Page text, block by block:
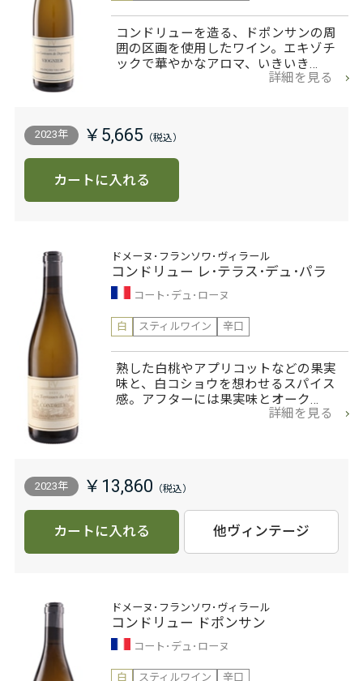
コンドリューを造る、ドポンサンの周
囲の区画を使用したワイン。エキゾチ
ックで華やかなアロマ、いきいき…
詳細を見る
2023年 ￥5,665
カートに入れる
ドメーヌ･フランソワ･ヴィラール
コンドリュー レ･テラス･デュ･パラ
コート･デュ･ローヌ
白
スティルワイン 辛口
熟した白桃やアプリコットなどの果実
味と、白コショウを想わせるスパイス
感。アフターには果実味とオーク…
詳細を見る
2023年 ￥13,860
カートに入れる 他ヴィンテージ
ドメーヌ･フランソワ･ヴィラール
コンドリュー ドポンサン
コート･デュ･ローヌ